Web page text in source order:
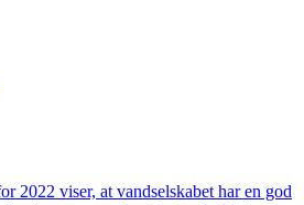
2022 viser, at vandselskabet har en god